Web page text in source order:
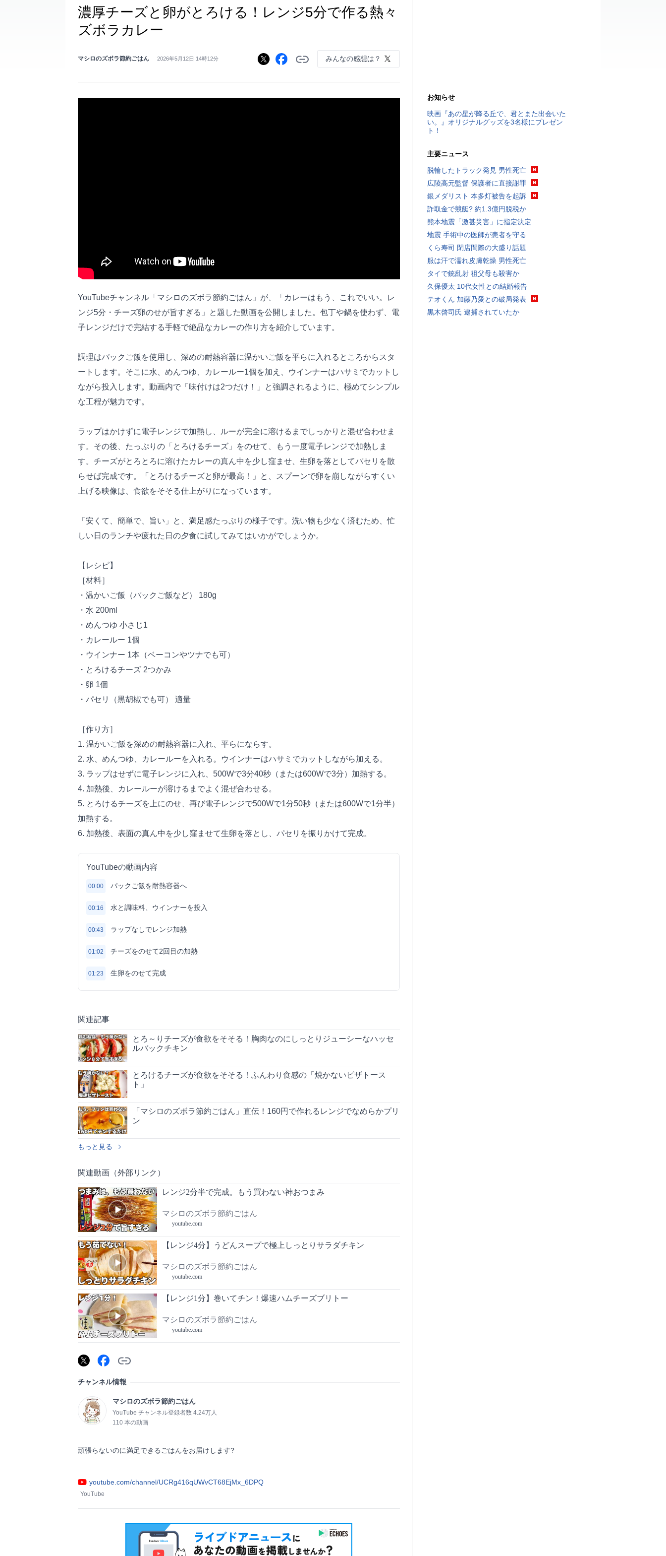
濃厚チーズと卵がとろける！レンジ5分で作る熱々
ズボラカレー
マシロのズボラ節約ごはん 2026年5月12日 14時12分 みんなの感想は？
YouTubeチャンネル「マシロのズボラ節約ごはん」が、「カレーはもう、これでいい。レ
ンジ5分・チーズ卵のせが旨すぎる」と題した動画を公開しました。包丁や鍋を使わず、電
子レンジだけで完結する手軽で絶品なカレーの作り方を紹介しています。
調理はパックご飯を使用し、深めの耐熱容器に温かいご飯を平らに入れるところからスタ
ートします。そこに水、めんつゆ、カレールー1個を加え、ウインナーはハサミでカットし
ながら投入します。動画内で「味付けは2つだけ！」と強調されるように、極めてシンプル
な工程が魅力です。
ラップはかけずに電子レンジで加熱し、ルーが完全に溶けるまでしっかりと混ぜ合わせま
す。その後、たっぷりの「とろけるチーズ」をのせて、もう一度電子レンジで加熱しま
す。チーズがとろとろに溶けたカレーの真ん中を少し窪ませ、生卵を落としてパセリを散
らせば完成です。「とろけるチーズと卵が最高！」と、スプーンで卵を崩しながらすくい
上げる映像は、食欲をそそる仕上がりになっています。
「安くて、簡単で、旨い」と、満足感たっぷりの様子です。洗い物も少なく済むため、忙
しい日のランチや疲れた日の夕食に試してみてはいかがでしょうか。
【レシピ】
［材料］
・温かいご飯（パックご飯など） 180g
・水 200ml
・めんつゆ 小さじ1
・カレールー 1個
・ウインナー 1本（ベーコンやツナでも可）
・とろけるチーズ 2つかみ
・卵 1個
・パセリ（黒胡椒でも可） 適量
［作り方］
1. 温かいご飯を深めの耐熱容器に入れ、平らにならす。
2. 水、めんつゆ、カレールーを入れる。ウインナーはハサミでカットしながら加える。
3. ラップはせずに電子レンジに入れ、500Wで3分40秒（または600Wで3分）加熱する。
4. 加熱後、カレールーが溶けるまでよく混ぜ合わせる。
5. とろけるチーズを上にのせ、再び電子レンジで500Wで1分50秒（または600Wで1分半）
加熱する。
6. 加熱後、表面の真ん中を少し窪ませて生卵を落とし、パセリを振りかけて完成。
YouTubeの動画内容
00:00 パックご飯を耐熱容器へ
00:16 水と調味料、ウインナーを投入
00:43 ラップなしでレンジ加熱
01:02 チーズをのせて2回目の加熱
01:23 生卵をのせて完成
関連記事
とろ～りチーズが食欲をそそる！胸肉なのにしっとりジューシーなハッセ
ルバックチキン
とろけるチーズが食欲をそそる！ふんわり食感の「焼かないピザトース
ト」
「マシロのズボラ節約ごはん」直伝！160円で作れるレンジでなめらかプリ
ン
もっと見る
関連動画（外部リンク）
レンジ2分半で完成。もう買わない神おつまみ
マシロのズボラ節約ごはん
youtube.com
【レンジ4分】うどんスープで極上しっとりサラダチキン
マシロのズボラ節約ごはん
youtube.com
【レンジ1分】巻いてチン！爆速ハムチーズブリトー
マシロのズボラ節約ごはん
youtube.com
チャンネル情報
マシロのズボラ節約ごはん
YouTube チャンネル登録者数 4.24万人
110 本の動画
頑張らないのに満足できるごはんをお届けします?
youtube.com/channel/UCRg416qUWvCT68EjMx_6DPQ
YouTube
お知らせ
映画『あの星が降る丘で、君とまた出会いた
い。』オリジナルグッズを3名様にプレゼン
ト！
主要ニュース
脱輪したトラック発見 男性死亡
広陵高元監督 保護者に直接謝罪
銀メダリスト 本多灯被告を起訴
詐取金で競艇? 約1.3億円脱税か
熊本地震「激甚災害」に指定決定
地震 手術中の医師が患者を守る
くら寿司 閉店間際の大盛り話題
服は汗で濡れ皮膚乾燥 男性死亡
タイで銃乱射 祖父母も殺害か
久保優太 10代女性との結婚報告
テオくん 加藤乃愛との破局発表
黒木啓司氏 逮捕されていたか